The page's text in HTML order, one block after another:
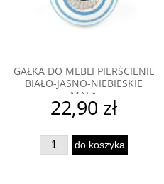
GAŁKA DO MEBLI PIERŚCIENIE
BIAŁO-JASNO-NIEBIESKIE
MAŁA
22,90 zł
do koszyka